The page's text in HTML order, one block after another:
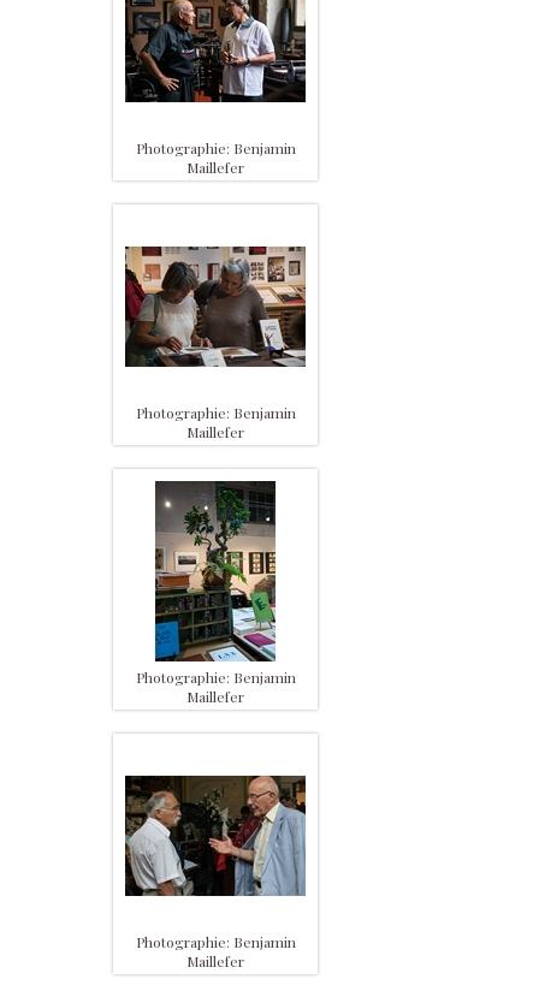
Photographie: Benjamin
Maillefer
Photographie: Benjamin
Maillefer
Photographie: Benjamin
Maillefer
Photographie: Benjamin
Maillefer